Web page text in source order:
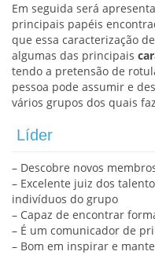
Em seguida será
principais papéis
que essa caracterização
algumas das principais
tendo a pretensão de
pessoa pode assumir e
vários grupos dos quais
Líder
– Descobre novos
– Excelente juiz dos
indivíduos do grupo
– Capaz de encontrar
– É um comunicador de
– Bom em inspirar e